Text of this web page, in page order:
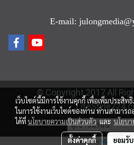
E-mail:
© Copyright 2017 All
ผู้เข้าชมวันนี้
Powered by
เว็บไซต์นี้มีการใช้งานคุกกี้ เพื่อเพิ่มประสิ
ในการใช้งานเว็บไซต์ของท่าน ท่านสามาร
ได้ที่นโยบายความเป็นส่วนตัวและนโยบ
ตั้งค่าคุกกี้ ยอมรั